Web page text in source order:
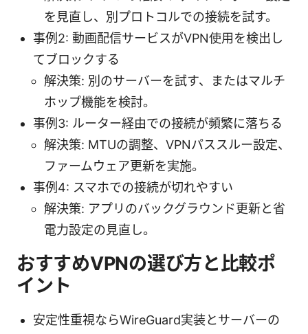
を見直し、別プロトコルでの接続を試す。
事例2: 動画配信サービスがVPN使用を検出し
てブロックする
解決策: 別のサーバーを試す、またはマルチ
ホップ機能を検討。
事例3: ルーター経由での接続が頻繁に落ちる
解決策: MTUの調整、VPNパススルー設定、
ファームウェア更新を実施。
事例4: スマホでの接続が切れやすい
解決策: アプリのバックグラウンド更新と省
電力設定の見直し。
おすすめVPNの選び方と比較ポ
イント
安定性重視ならWireGuard実装とサーバーの